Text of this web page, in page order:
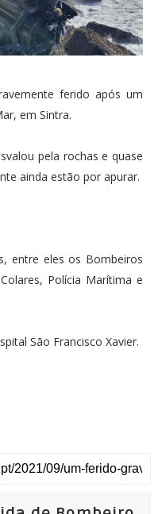
ferido após um
em Sintra.
pela rochas e quase
ainda estão por apurar.
entre eles os Bombeiros
Polícia Marítima e
São Francisco Xavier.